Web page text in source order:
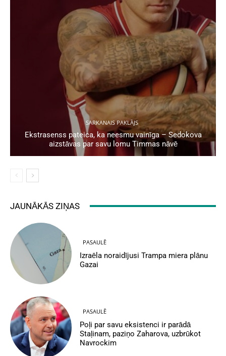
SARKANAIS PAKLĀJS
Ekstrasenss pateica, ka neesmu vainīga – Sedokova
aizstāvas par savu lomu Timmas nāvē
JAUNĀKĀS ZIŅAS
PASAULĒ
Izraēla noraidījusi Trampa miera plānu
Gazai
PASAULĒ
Poļi par savu eksistenci ir parādā
Staļinam, paziņo Zaharova, uzbrūkot
Navrockim